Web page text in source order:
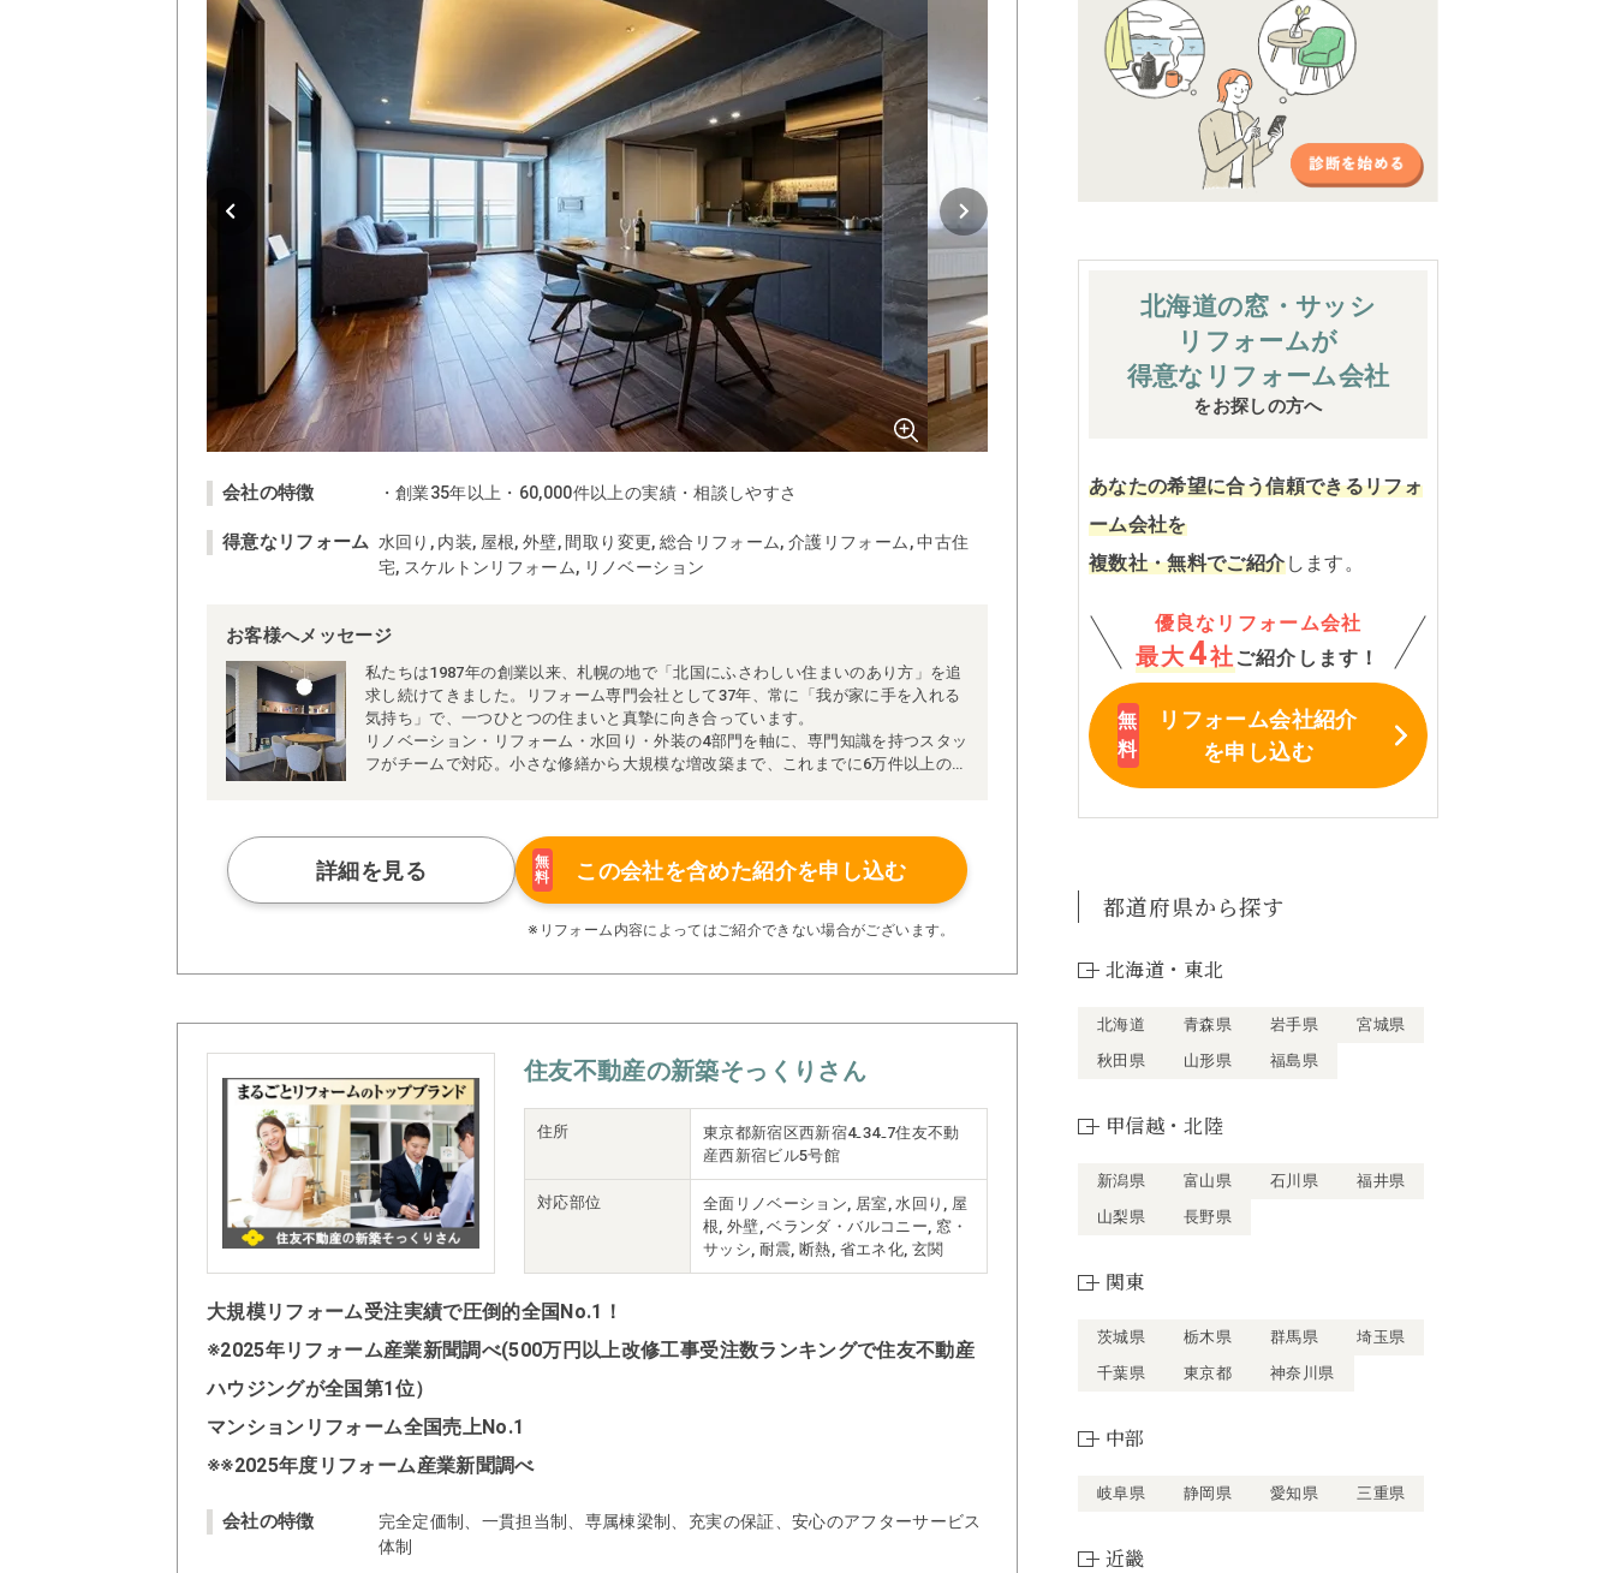
会社の特徴 ・創業35年以上・60,000件以上の実績・相談しやすさ
得意なリフォーム 水回り, 内装, 屋根, 外壁, 間取り変更, 総合リフォーム, 介護リフォーム, 中古住
宅, スケルトンリフォーム, リノベーション
お客様へメッセージ
私たちは1987年の創業以来、札幌の地で「北国にふさわしい住まいのあり方」を追
求し続けてきました。リフォーム専門会社として37年、常に「我が家に手を入れる
気持ち」で、一つひとつの住まいと真摯に向き合っています。
リノベーション・リフォーム・水回り・外装の4部門を軸に、専門知識を持つスタッ
フがチームで対応。小さな修繕から大規模な増改築まで、これまでに6万件以上の施
います。
また、各種リフォーム補助金や介護保険、火災保険の申請サポートにも対応し、安
心してご相談いただける体制を整えています。マッチングサイトでの受賞歴も、こ
うした取り組みの結果と考えています。
私たちの経営理念は「ゆとり・豊かな社会生活の実現」。ただ直す・新しくするだ
使命としています。
詳細を見る
無
料
この会社を含めた紹介を申し込む
※リフォーム内容によってはご紹介できない場合がございます。
住友不動産の新築そっくりさん
住所
東京都新宿区西新宿4₋34₋7住友不動
産西新宿ビル5号館
対応部位
全面リノベーション, 居室, 水回り, 屋
根, 外壁, ベランダ・バルコニー, 窓・
サッシ, 耐震, 断熱, 省エネ化, 玄関
大規模リフォーム受注実績で圧倒的全国No.1！
※2025年リフォーム産業新聞調べ(500万円以上改修工事受注数ランキングで住友不動産
ハウジングが全国第1位）
マンションリフォーム全国売上No.1
※※2025年度リフォーム産業新聞調べ
会社の特徴
完全定価制、一貫担当制、専属棟梁制、充実の保証、安心のアフターサービス
体制
北海道の窓・サッシ
リフォームが
得意なリフォーム会社
をお探しの方へ
あなたの希望に合う信頼できるリフォ
ーム会社を
複数社・無料でご紹介します。
優良なリフォーム会社
最大 4社 ご紹介します！
リフォーム会社紹介
を申し込む
都道府県から探す
北海道・東北
北海道 青森県 岩手県
宮城県
秋田県
山形県 福島県
甲信越・北陸
新潟県 富山県 石川県
福井県
山梨県
長野県
関東
茨城県 栃木県 群馬県
埼玉県
千葉県
東京都 神奈川県
中部
岐阜県 静岡県 愛知県 三重県
近畿